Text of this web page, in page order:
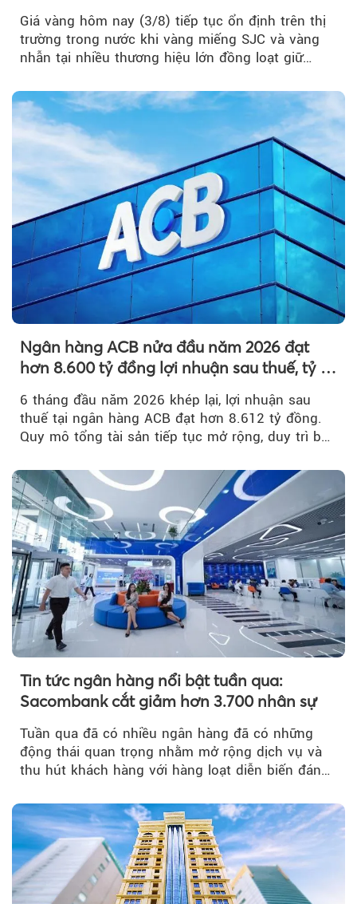
Giá vàng hôm nay (3/8) tiếp tục ổn định trên thị
trường trong nước khi vàng miếng SJC và vàng
nhẫn tại nhiều thương hiệu lớn đồng loạt giữ
Ngân hàng ACB nửa đầu năm 2026 đạt
hơn 8.600 tỷ đồng lợi nhuận sau thuế, tỷ lệ
nợ xấu thấp nhất ngành
6 tháng đầu năm 2026 khép lại, lợi nhuận sau
thuế tại ngân hàng ACB đạt hơn 8.612 tỷ đồng.
Quy mô tổng tài sản tiếp tục mở rộng, duy trì bộ
Tin tức ngân hàng nổi bật tuần qua:
Sacombank cắt giảm hơn 3.700 nhân sự
Tuần qua đã có nhiều ngân hàng đã có những
động thái quan trọng nhằm mở rộng dịch vụ và
thu hút khách hàng với hàng loạt diễn biến đáng